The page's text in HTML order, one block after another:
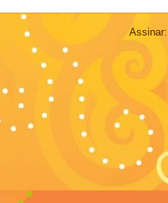
Assinar: